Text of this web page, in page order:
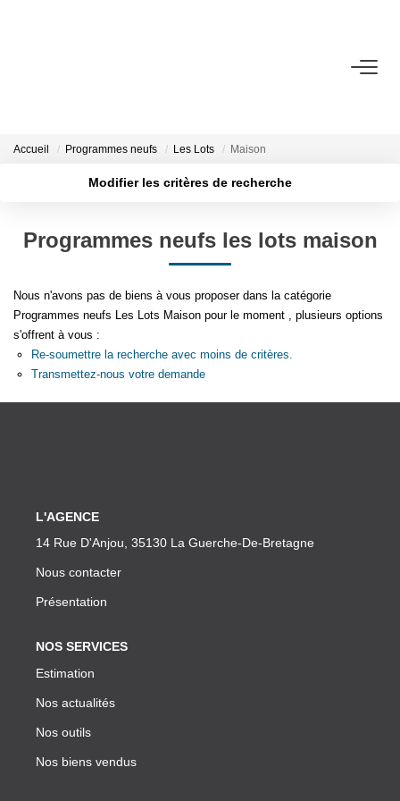
LOCATION
BIENS VENDUS
L'AGENCE
L'équipe
Partenaires
Accueil Programmes neufs Les Lots Maison
Modifier les critères de recherche
Type de bien
Créer une alerte
Programmes neufs les lots maison
Nous n'avons pas de biens à vous proposer dans la catégorie
Programmes neufs Les Lots Maison pour le moment , plusieurs options
s'offrent à vous :
Re-soumettre la recherche avec moins de critères.
Transmettez-nous votre demande
L'AGENCE
14 Rue D'Anjou, 35130 La Guerche-De-Bretagne
Nous contacter
Présentation
NOS SERVICES
Estimation
Nos actualités
Nos outils
Nos biens vendus